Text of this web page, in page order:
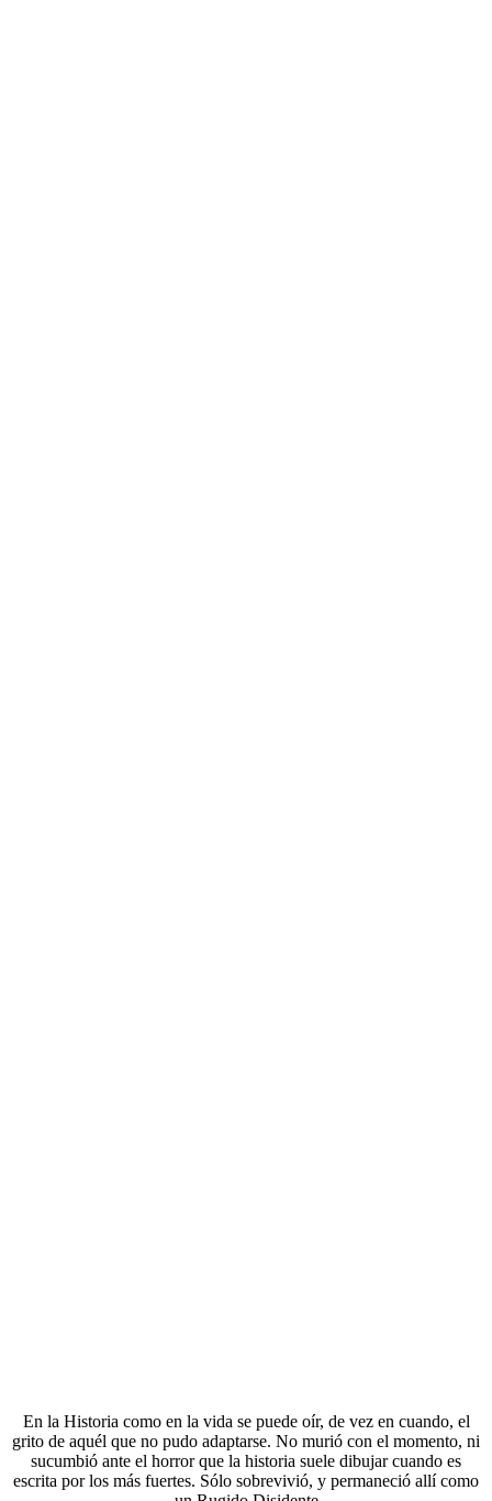
En la Historia como en la vida se puede oír, de vez en cuando, el
grito de aquél que no pudo adaptarse. No murió con el momento, ni
sucumbió ante el horror que la historia suele dibujar cuando es
escrita por los más fuertes. Sólo sobrevivió, y permaneció allí como